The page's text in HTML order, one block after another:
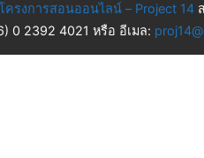
ครงการสอนออนไลน์ – Project 14
0 2392 4021 หรือ อีเมล: